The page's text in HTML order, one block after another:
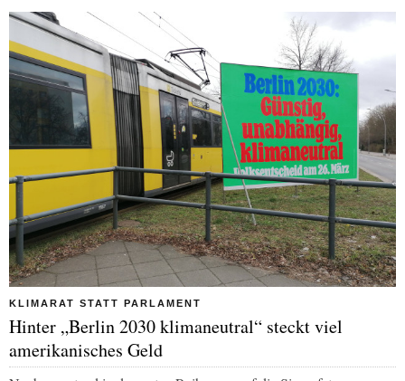
KLIMARAT STATT PARLAMENT
Hinter „Berlin 2030 klimaneutral“ steckt viel
amerikanisches Geld